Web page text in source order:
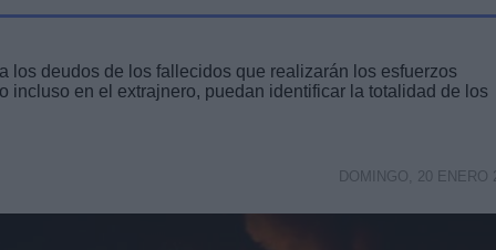
los deudos de los fallecidos que realizarán los esfuerzos
incluso en el extrajnero, puedan identificar la totalidad de los
DOMINGO, 20 ENERO